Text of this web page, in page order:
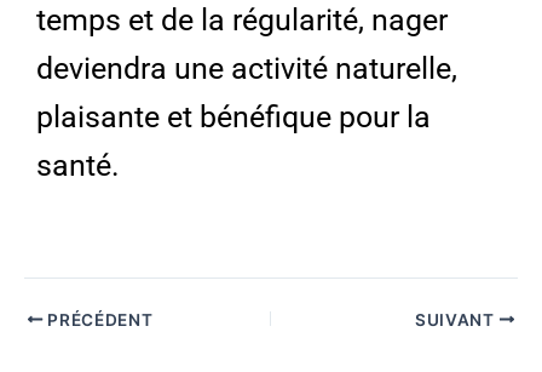
temps et de la régularité, nager
deviendra une activité naturelle,
plaisante et bénéfique pour la
santé.
PRÉCÉDENT SUIVANT